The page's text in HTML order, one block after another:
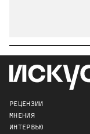
РЕЦЕНЗИИ
МНЕНИЯ
ИНТЕРВЬЮ